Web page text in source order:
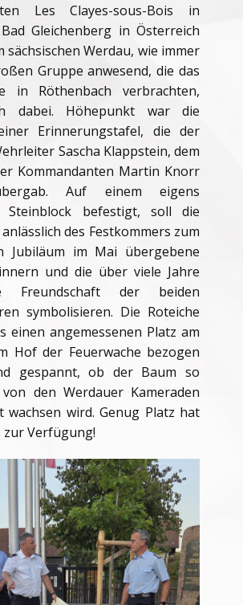
Les Clayes-sous-Bois in
Gleichenberg in Österreich
sächsischen Werdau, wie immer
Gruppe anwesend, die das
in Röthenbach verbrachten,
dabei. Höhepunkt war die
Erinnerungstafel, die der
Sascha Klappstein, dem
Kommandanten Martin Knorr
Auf einem eigens
Steinblock befestigt, soll die
des Festkommers zum
Jubiläum im Mai übergebene
und die über viele Jahre
Freundschaft der beiden
symbolisieren. Die Roteiche
einen angemessenen Platz am
Hof der Feuerwache bezogen
gespannt, ob der Baum so
den Werdauer Kameraden
wachsen wird. Genug Platz hat
zur Verfügung!